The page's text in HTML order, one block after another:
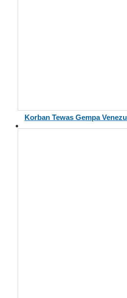
Korban Tewas Gempa